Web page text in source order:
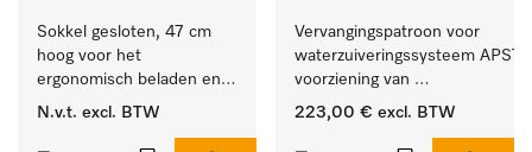
Sokkel gesloten, 47 cm
hoog voor het
ergonomisch beladen en
legen van de wasmachine
N.v.t. excl. BTW
Vervangingspatroon voor
waterzuiveringssysteem APST
voorziening van
gedemineraliseerd water.
223,00 € excl. BTW